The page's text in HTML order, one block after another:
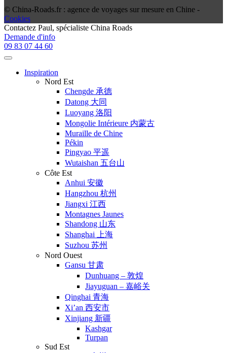
© China-Roads.fr : agence de voyages sur mesure en Chine -
Cookies
Contactez Paul, spécialiste China Roads
Demande d'info
09 83 07 44 60
Inspiration
Nord Est
Chengde 承德
Datong 大同
Luoyang 洛阳
Mongolie Intérieure 内蒙古
Muraille de Chine
Pékin
Pingyao 平遥
Wutaishan 五台山
Côte Est
Anhui 安徽
Hangzhou 杭州
Jiangxi 江西
Montagnes Jaunes
Shandong 山东
Shanghai 上海
Suzhou 苏州
Nord Ouest
Gansu 甘肃
Dunhuang – 敦煌
Jiayuguan – 嘉峪关
Qinghai 青海
Xi’an 西安市
Xinjiang 新疆
Kashgar
Turpan
Sud Est